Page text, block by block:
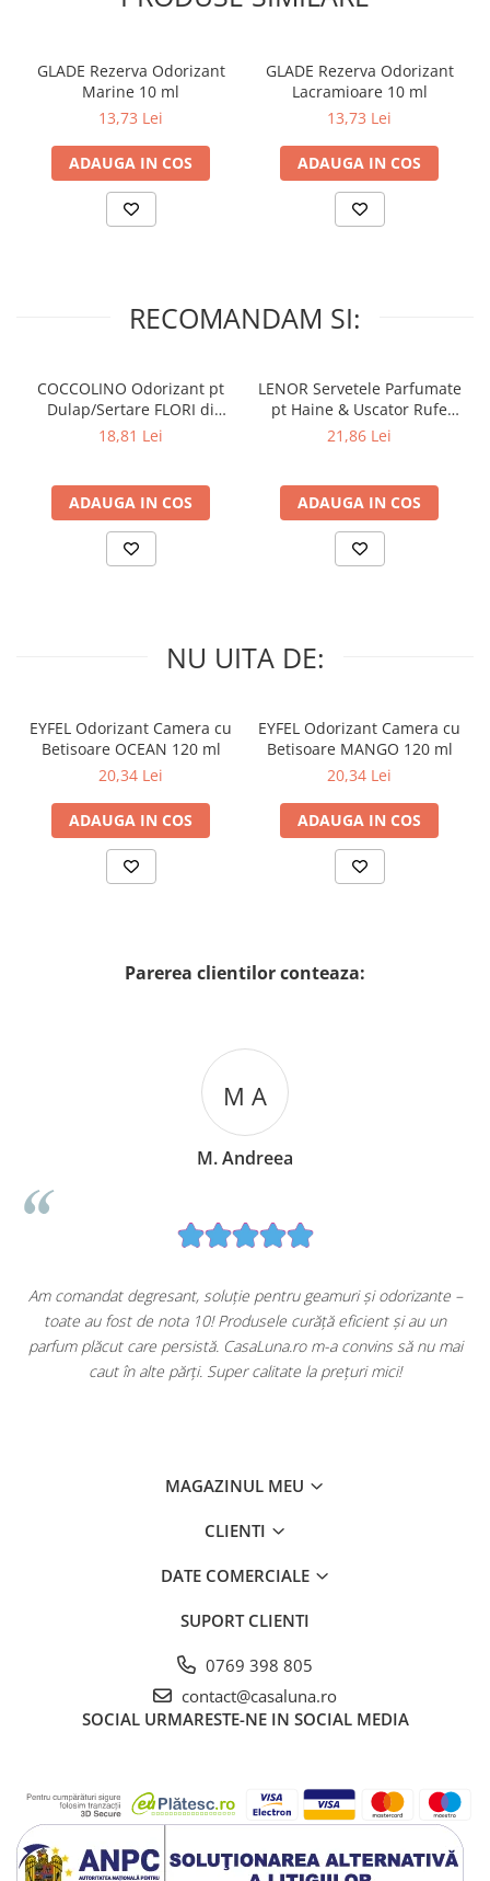
GLADE Rezerva Odorizant
Marine 10 ml
13,73 Lei
ADAUGA IN COS
GLADE Rezerva Odorizant
Lacramioare 10 ml
13,73 Lei
ADAUGA IN COS
RECOMANDAM SI:
COCCOLINO Odorizant pt
Dulap/Sertare FLORI di
PRIMAVERA 3 buc
18,81 Lei
ADAUGA IN COS
LENOR Servetele Parfumate
pt Haine & Uscator Rufe
SPRING AWAKENING 34 buc
21,86 Lei
ADAUGA IN COS
NU UITA DE:
EYFEL Odorizant Camera cu
Betisoare OCEAN 120 ml
20,34 Lei
ADAUGA IN COS
EYFEL Odorizant Camera cu
Betisoare MANGO 120 ml
20,34 Lei
ADAUGA IN COS
Parerea clientilor conteaza:
M A
M. Andreea
Am comandat degresant, soluție pentru geamuri și odorizante –
toate au fost de nota 10! Produsele curăță eficient și au un
parfum plăcut care persistă. CasaLuna.ro m-a convins să nu mai
caut în alte părți. Super calitate la prețuri mici!
MAGAZINUL MEU
CLIENTI
DATE COMERCIALE
SUPORT CLIENTI
0769 398 805
contact@casaluna.ro
SOCIAL URMARESTE-NE IN SOCIAL MEDIA